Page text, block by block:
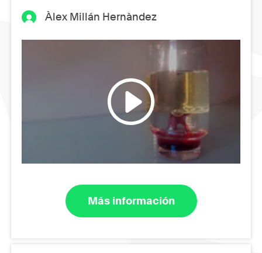
Àlex Millán Hernàndez
Más información